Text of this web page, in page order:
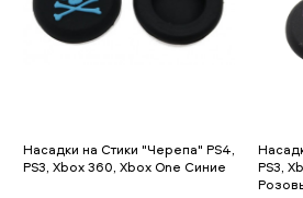
Насадки на Стики "Черепа" PS4,
PS3, Xbox 360, Xbox One Синие
PS3,